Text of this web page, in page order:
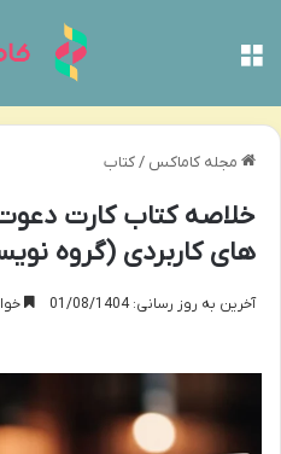
مجله کاماکس /کتاب
خلاصه کتاب کارت
های کاربردی (گروه
آخرین به روز رسانی: 01/08/1404